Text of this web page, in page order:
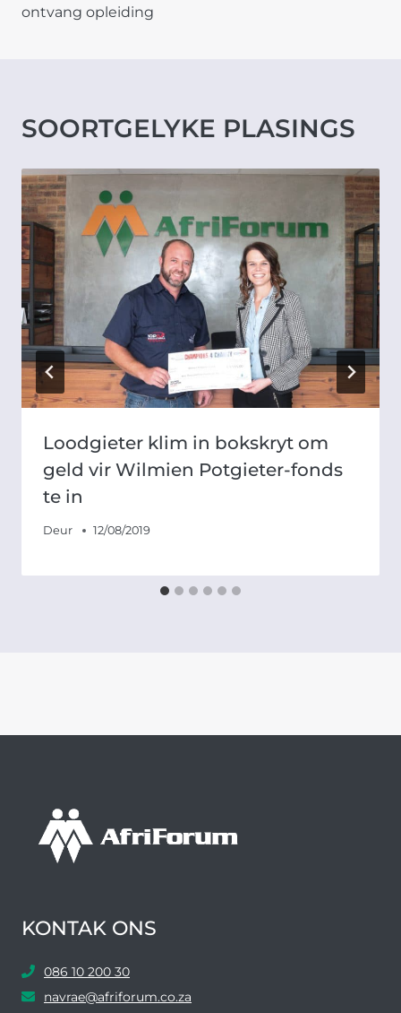
ontvang opleiding
SOORTGELYKE PLASINGS
Loodgieter klim in bokskryt om
geld vir Wilmien Potgieter-fonds
te in
Deur 12/08/2019
KONTAK ONS
086 10 200 30
navrae@afriforum.co.za